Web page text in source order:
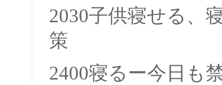
2030子供寝せる、
策
2400寝るー今日も